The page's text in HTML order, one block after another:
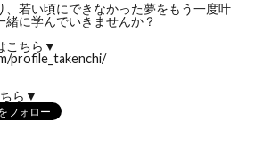
、若い頃にできなかった夢をもう一度叶
緒に学んでいきませんか？
こちら▼
profile_takenchi/
ら▼